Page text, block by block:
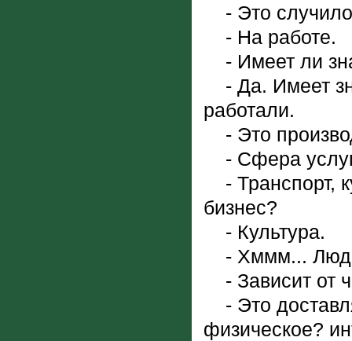
- Это
- На работе.
- Имеет ли
- Да. Имеет
работали.
- Это
- Сфера
- Транспорт,
бизнес?
- Культура.
- Хммм... Люди
- Зависит от
- Это
физическое?